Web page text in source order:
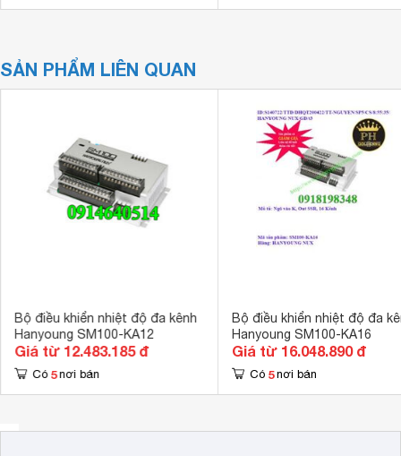
SẢN PHẨM LIÊN QUAN
Bộ điều khiển nhiệt độ đa kênh
Hanyoung SM100-KA12
Giá từ 12.483.185 đ
Có 5 nơi bán
Bộ điều khiển nhiệt độ đa
Hanyoung SM100-KA16
Giá từ 16.048.890 đ
Có 5 nơi bán